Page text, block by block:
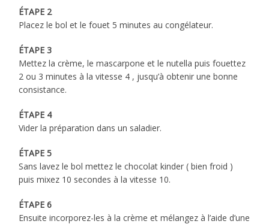
ÉTAPE 2
Placez le bol et le fouet 5 minutes au congélateur.
ÉTAPE 3
Mettez la crème, le mascarpone et le nutella puis fouettez
2 ou 3 minutes à la vitesse 4 , jusqu’à obtenir une bonne
consistance.
ÉTAPE 4
Vider la préparation dans un saladier.
ÉTAPE 5
Sans lavez le bol mettez le chocolat kinder ( bien froid )
puis mixez 10 secondes à la vitesse 10.
ÉTAPE 6
Ensuite incorporez-les à la crème et mélangez à l’aide d’une